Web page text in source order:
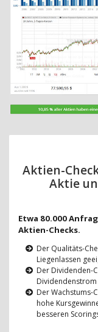
Aktien-
Aktie
Etwa 80.000
Aktien-Checks.
Der Qualitäts-
Liegenlassen
Der Dividenden-
Der Wachstums-
hohe
besseren